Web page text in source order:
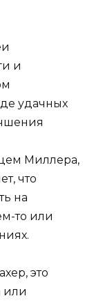
и
удачных
Миллера,
что
на
то или
это
или